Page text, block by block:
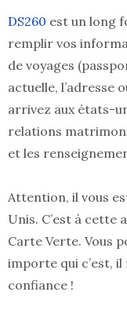
DS260 est un long
remplir vos
de voyages
actuelle, l’adresse
arrivez aux états-
relations
et les
Attention, il vous
Unis. C’est à cette
Carte Verte. Vous
importe qui c’est, il
confiance !